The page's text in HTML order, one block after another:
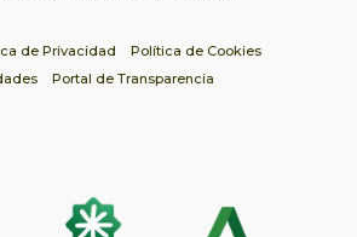
de Privacidad
Política de Cookies
Portal de Transparencia